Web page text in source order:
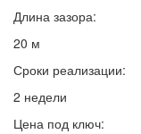
Длина зазора:
20 м
Сроки реализации:
2 недели
Цена под ключ: